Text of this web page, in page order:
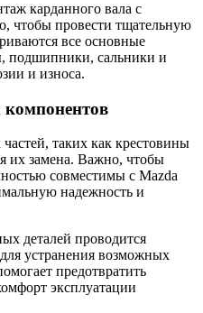
карданного вала с
чтобы провести тщательную
все основные
подшипники, сальники и
и износа.
таких как крестовины
их замена. Важно, чтобы
совместимы с Mazda
надежность и
деталей проводится
устранения возможных
предотвратить
эксплуатации